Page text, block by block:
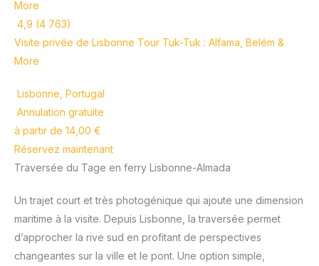
4,9 (4 763)
Visite privée de Lisbonne Tour Tuk-Tuk : Alfama, Belém &
More
Lisbonne, Portugal
Annulation gratuite
à partir de 14,00 €
Réservez maintenant
Traversée du Tage en ferry Lisbonne-Almada
Un trajet court et très photogénique qui ajoute une dimension
maritime à la visite. Depuis Lisbonne, la traversée permet
d’approcher la rive sud en profitant de perspectives
changeantes sur la ville et le pont. Une option simple,